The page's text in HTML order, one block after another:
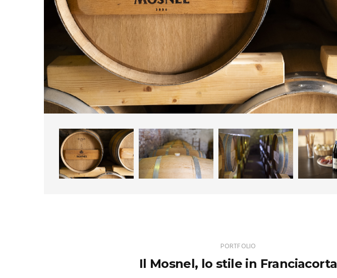
PORTFOLIO
Il Mosnel, lo stile in Franciacorta